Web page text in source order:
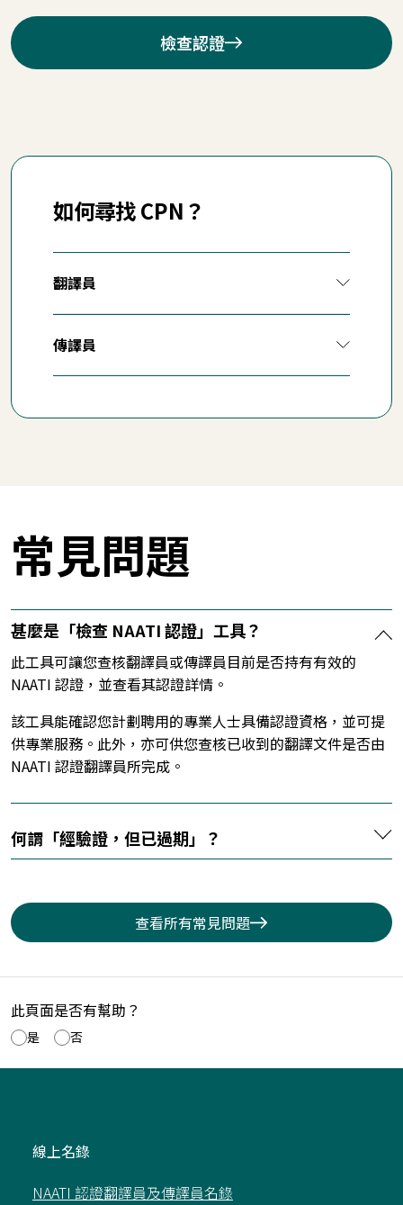
檢查認證
如何尋找 CPN？
翻譯員
傳譯員
常見問題
甚麼是「檢查 NAATI 認證」工具？
此工具可讓您查核翻譯員或傳譯員目前是否持有有效的
NAATI 認證，並查看其認證詳情。
該工具能確認您計劃聘用的專業人士具備認證資格，並可提
供專業服務。此外，亦可供您查核已收到的翻譯文件是否由
NAATI 認證翻譯員所完成。
何謂「經驗證，但已過期」？
查看所有常見問題
此頁面是否有幫助？
是 否
線上名錄
NAATI 認證翻譯員及傳譯員名錄